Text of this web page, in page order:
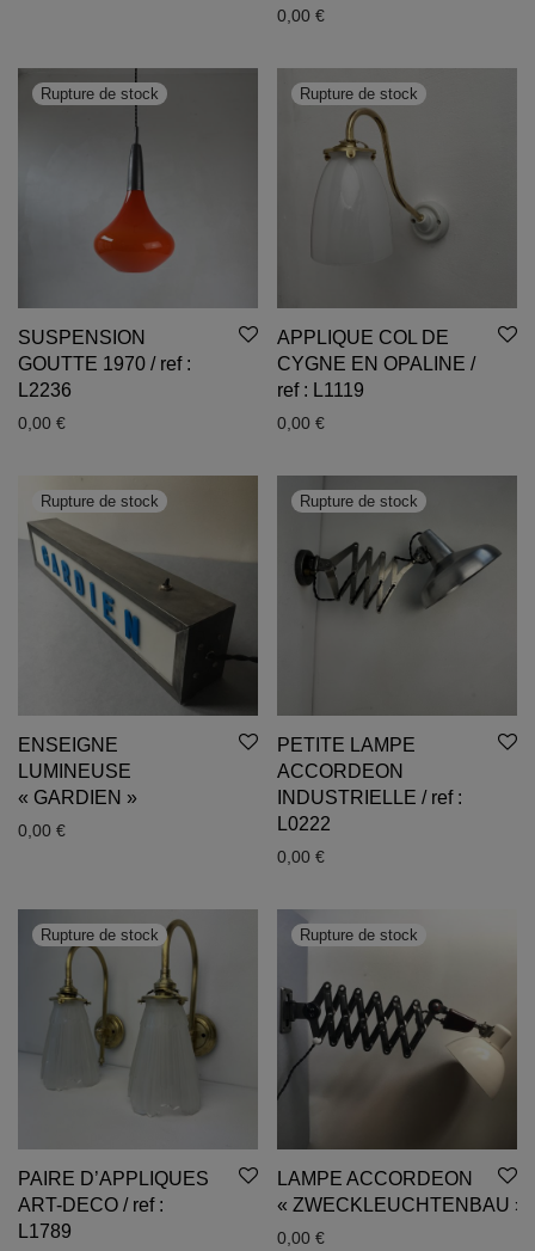
0,00 €
SUSPENSION
GOUTTE 1970 / ref :
L2236
0,00 €
APPLIQUE COL DE
CYGNE EN OPALINE /
ref : L1119
0,00 €
ENSEIGNE
LUMINEUSE
« GARDIEN »
0,00 €
PETITE LAMPE
ACCORDEON
INDUSTRIELLE / ref :
L0222
0,00 €
PAIRE D’APPLIQUES
ART-DECO / ref :
L1789
LAMPE ACCORDEON
« ZWECKLEUCHTENBAU »
0,00 €